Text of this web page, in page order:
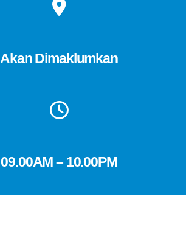
Akan Dimaklumkan
09.00AM – 10.00PM